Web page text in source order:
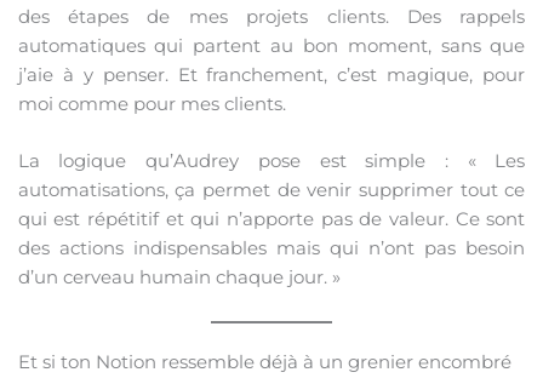
des étapes de mes projets clients. Des rappels
automatiques qui partent au bon moment, sans que
j’aie à y penser. Et franchement, c’est magique, pour
moi comme pour mes clients.
La logique qu’Audrey pose est simple : « Les
automatisations, ça permet de venir supprimer tout ce
qui est répétitif et qui n’apporte pas de valeur. Ce sont
des actions indispensables mais qui n’ont pas besoin
d’un cerveau humain chaque jour. »
Et si ton Notion ressemble déjà à un grenier encombré